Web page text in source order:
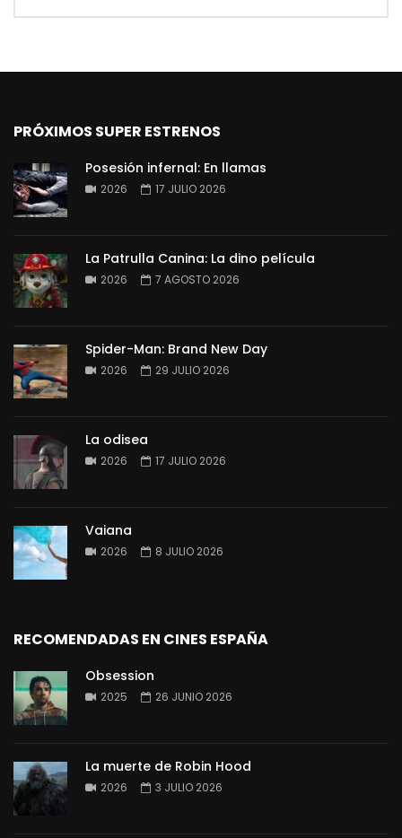
PRÓXIMOS SUPER ESTRENOS
Posesión infernal: En llamas
2026 17 JULIO 2026
La Patrulla Canina: La dino película
2026 7 AGOSTO 2026
Spider-Man: Brand New Day
2026 29 JULIO 2026
La odisea
2026 17 JULIO 2026
Vaiana
2026 8 JULIO 2026
RECOMENDADAS EN CINES ESPAÑA
Obsession
2025 26 JUNIO 2026
La muerte de Robin Hood
2026 3 JULIO 2026